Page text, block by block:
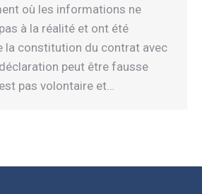
où les informations ne
à la réalité et ont été
la constitution du contrat avec
peut être fausse
pas volontaire et…